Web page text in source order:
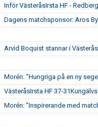
Inför VästeråsIrsta HF -
Dagens matchsponsor: Aros
Arvid Boquist stannar i
Morén: "Hungriga på en ny
VästeråsIrsta HF 37-
Morén: "Inspirerande med